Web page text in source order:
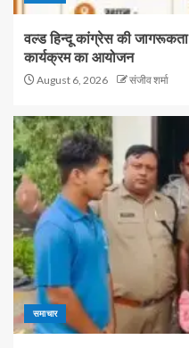
वल्ड हिन्दू कांग्रेस की
कार्यक्रम का आयोजन
August 6, 2026 संजीव शर्मा
समाचार